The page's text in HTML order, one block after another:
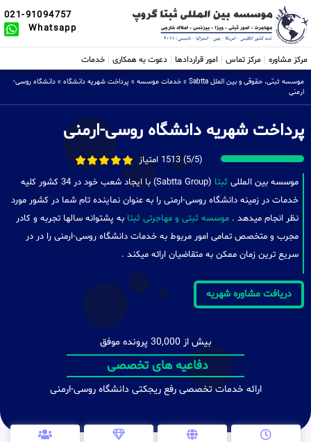
021-91094757
Whatsapp
مرکز مشاوره مرکز تماس امور قراردادها دعوت به همکاری خدمات
موسسه ثبتی، حقوقی و بین الملل Sabtta » خدمات موسسه » پرداخت شهریه دانشگاه » دانشگاه روسی-
ارمنی
پرداخت شهریه دانشگاه روسی-ارمنی
(5/5) 1513 امتیاز
موسسه بین المللی ثبتا
(Sabtta Group) با ایجاد شعب خود در 34 کشور کلیه
خدمات در زمینه دانشگاه روسی-ارمنی را به عنوان نماینده تام شما در کشور مورد
نظر انجام میدهد . موسسه ثبتی و مهاجرتی ثبتا به پشتوانه سالها تجربه و کادر
مجرب و متخصص تمامی امور مربوط به خدمات دانشگاه روسی-ارمنی را در در
سریع ترین زمان ممکن به متقاضیان ارائه میکند .
دریافت مشاوره شهریه
بیش از 30,000 پرونده موفق
دفاعیه های تخصصی
ارائه خدمات تخصصی رفع ریجکتی دانشگاه روسی-ارمنی